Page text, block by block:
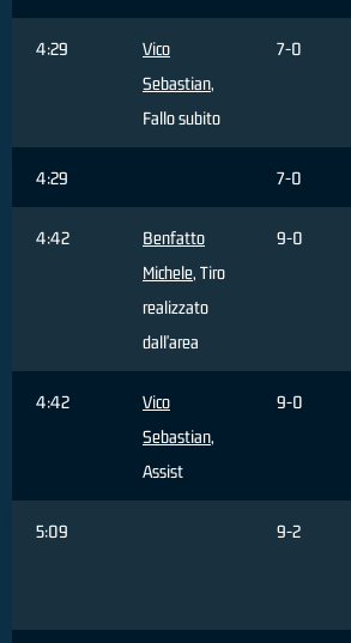
4:29
Vico
Sebastian,
Fallo subito
7-0
4:29 7-0
4:42
Benfatto
Michele, Tiro
realizzato
dall'area
9-0
4:42
Vico
Sebastian,
Assist
9-0
5:09 9-2